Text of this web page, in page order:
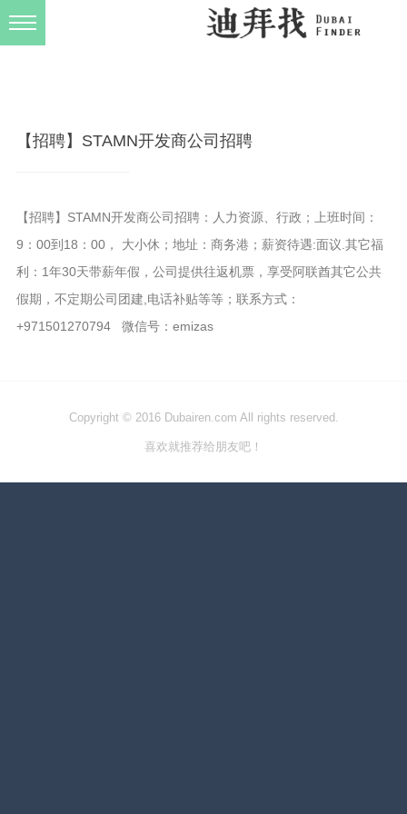
【招聘】STAMN开发商公司招聘
【招聘】STAMN开发商公司招聘：人力资源、行政；上班时间：
9：00到18：00， 大小休；地址：商务港；薪资待遇:面议.其它福
利：1年30天带薪年假，公司提供往返机票，享受阿联酋其它公共
假期，不定期公司团建,电话补贴等等；联系方式：
+971501270794 微信号：emizas
Copyright © 2016 Dubairen.com All rights reserved.
喜欢就推荐给朋友吧！